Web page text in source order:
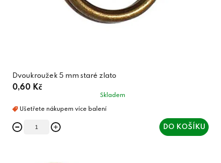
Dvoukroužek 5 mm staré zlato
0,60 Kč
Skladem
DO KOŠÍKU